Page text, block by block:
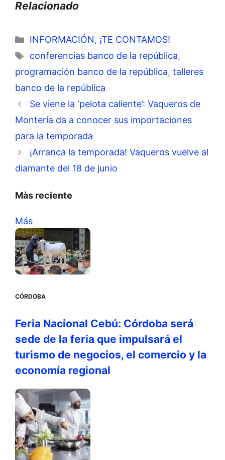
Relacionado
Categorías
INFORMACIÓN, ¡TE CONTAMOS!
Etiquetas
conferencias banco de la república,
programación banco de la república, talleres
banco de la república
Se viene la ‘pelota caliente’: Vaqueros de
Montería da a conocer sus importaciones
para la temporada
¡Arranca la temporada! Vaqueros vuelve al
diamante del 18 de junio
Màs reciente
Más
CÓRDOBA
Feria Nacional Cebú: Córdoba será
sede de la feria que impulsará el
turismo de negocios, el comercio y la
economía regional